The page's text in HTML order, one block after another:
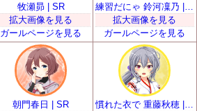
牧瀬昴 | SR
拡大画像を見る
ガールページを見る
練習だにゃ 鈴河凜乃 | SR
拡大画像を見る
ガールページを見る
朝門春日 | SR
慣れた衣で 重藤秋穂 | SR